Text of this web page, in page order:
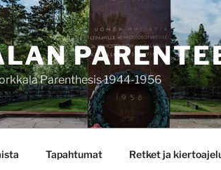
Parenthesis 1944-1956
Tapahtumat Retket ja